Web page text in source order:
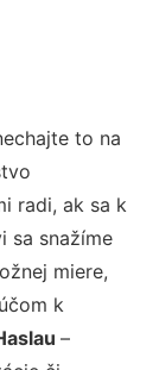
to na
radi, ak sa k
sa snažíme
miere,
k
–